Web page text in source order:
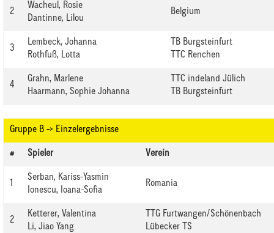
2
Wacheul, Rosie
Dantinne, Lilou
Belgium
3
Lembeck, Johanna
Rothfuß, Lotta
TB Burgsteinfurt
TTC Renchen
4
Grahn, Marlene
Haarmann, Sophie Johanna
TTC indeland Jülich
TB Burgsteinfurt
Gruppe B -> Einzelergebnisse
# Spieler Verein
1
Serban, Kariss-Yasmin
Ionescu, Ioana-Sofia
Romania
2
Ketterer, Valentina
Li, Jiao Yang
TTG Furtwangen/Schönenbach
Lübecker TS